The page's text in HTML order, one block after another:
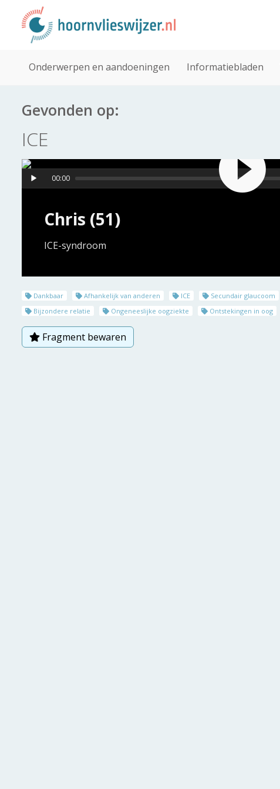
Onderwerpen en aandoeningen Informatiebladen
Gevonden op:
ICE
Chris (51)
ICE-syndroom
00:00
Dankbaar Afhankelijk van anderen ICE Secundair glaucoom
Bijzondere relatie
Ongeneeslijke oogziekte Ontstekingen in oog
Fragment bewaren